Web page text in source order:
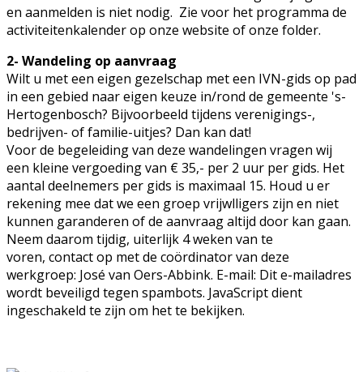
en aanmelden is niet nodig. Zie voor het programma de
activiteitenkalender op onze website of onze folder.
2- Wandeling op aanvraag
Wilt u met een eigen gezelschap met een IVN-gids op pad
in een gebied naar eigen keuze in/rond de gemeente 's-
Hertogenbosch? Bijvoorbeeld tijdens verenigings-,
bedrijven- of familie-uitjes? Dan kan dat!
Voor de begeleiding van deze wandelingen vragen wij
een kleine vergoeding van € 35,- per 2 uur per gids. Het
aantal deelnemers per gids is maximaal 15. Houd u er
rekening mee dat we een groep vrijwlligers zijn en niet
kunnen garanderen of de aanvraag altijd door kan gaan.
Neem daarom tijdig, uiterlijk 4 weken van te
voren, contact op met de coördinator van deze
werkgroep: José van Oers-Abbink. E-mail: Dit e-mailadres
wordt beveiligd tegen spambots. JavaScript dient
ingeschakeld te zijn om het te bekijken.